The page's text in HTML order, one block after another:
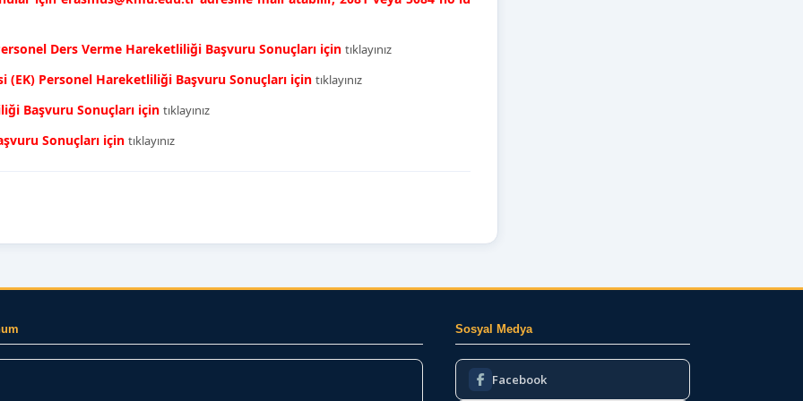
Ders Verme Hareketliliği Başvuru Sonuçları için tıklayınız
(EK) Personel Hareketliliği Başvuru Sonuçları için tıklayınız
Başvuru Sonuçları için tıklayınız
Sonuçları için tıklayınız
Sosyal Medya
Facebook